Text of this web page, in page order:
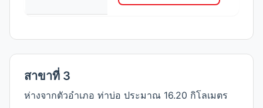
สาขาที่ 3
ห่างจากตัวอำเภอ ท่าบ่อ ประมาณ 16.20 กิโลเมตร